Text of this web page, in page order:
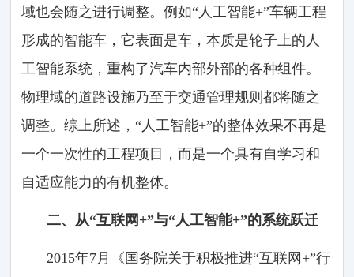
域也会随之进行调整。例如“人工智能+”车辆工程
形成的智能车，它表面是车，本质是轮子上的人
工智能系统，重构了汽车内部外部的各种组件。
物理域的道路设施乃至于交通管理规则都将随之
调整。综上所述，“人工智能+”的整体效果不再是
一个一次性的工程项目，而是一个具有自学习和
自适应能力的有机整体。
二、从“互联网+”与“人工智能+”的系统跃迁
2015年7月《国务院关于积极推进“互联网+”行